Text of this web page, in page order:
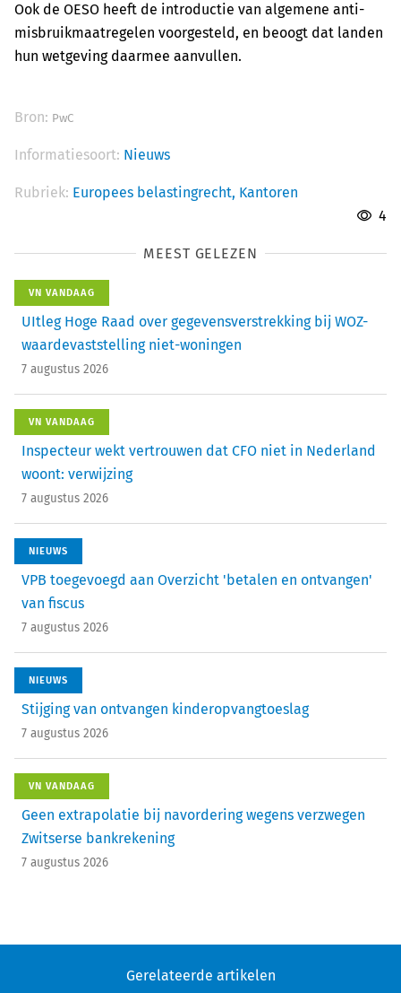
Ook de OESO heeft de introductie van algemene anti-
misbruikmaatregelen voorgesteld, en beoogt dat landen
hun wetgeving daarmee aanvullen.
Bron: PwC
Informatiesoort: Nieuws
Rubriek: Europees belastingrecht, Kantoren
4
MEEST GELEZEN
VN VANDAAG
UItleg Hoge Raad over gegevensverstrekking bij WOZ-
waardevaststelling niet-woningen
7 augustus 2026
VN VANDAAG
Inspecteur wekt vertrouwen dat CFO niet in Nederland
woont: verwijzing
7 augustus 2026
NIEUWS
VPB toegevoegd aan Overzicht 'betalen en ontvangen'
van fiscus
7 augustus 2026
NIEUWS
Stijging van ontvangen kinderopvangtoeslag
7 augustus 2026
VN VANDAAG
Geen extrapolatie bij navordering wegens verzwegen
Zwitserse bankrekening
7 augustus 2026
Gerelateerde artikelen